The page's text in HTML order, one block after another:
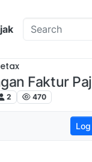
Faktur
2 470